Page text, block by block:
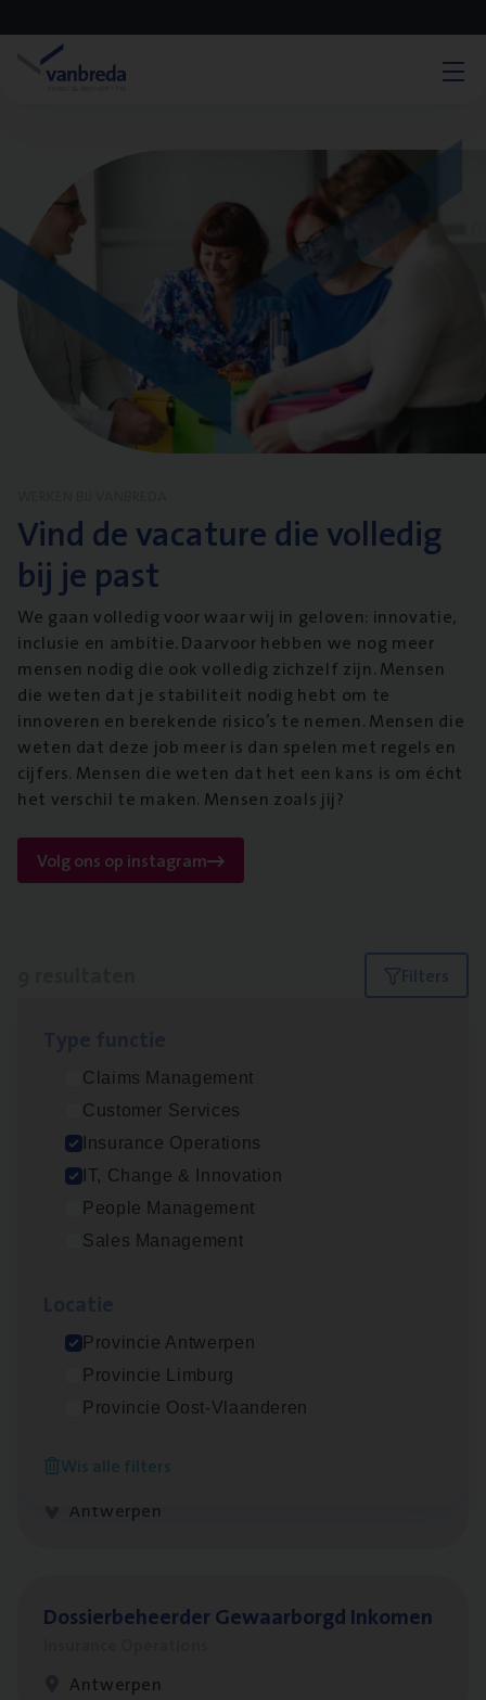
Vind de vacature die volledig
bij je past
We gaan volledig voor waar wij in geloven: innovatie,
inclusie en ambitie. Daarvoor hebben we nog meer
mensen nodig die ook volledig zichzelf zijn. Mensen
die weten dat je stabiliteit nodig hebt om te
innoveren en berekende risico’s te nemen. Mensen die
weten dat deze job meer is dan spelen met regels en
cijfers. Mensen die weten dat het een kans is om écht
het verschil te maken. Mensen zoals jij?
Volg ons op instagram
Filters
Claims Management
Customer Services
Insurance Operations
IT, Change & Innovation
People Management
Sales Management
Provincie Antwerpen
Provincie Limburg
Provincie Oost-Vlaanderen
Wis alle filters
(Agi­le)ITPro­ject Manager
IT, Change & Innovation
Antwerpen
Advisor/​Configuratie ana­lyst Part­ner in
Beveren
Insurance Operations
Antwerpen
Dos­sier­be­heer­der Gewaar­borgd Inkomen
Antwerpen